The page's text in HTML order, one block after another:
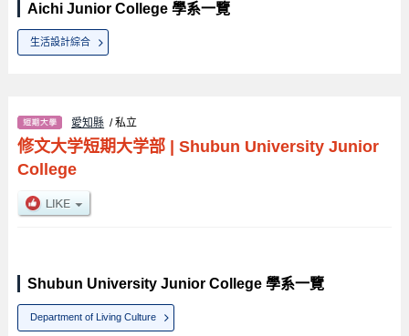
Aichi Junior College 學系一覽
生活設計綜合
愛知縣 / 私立
修文大学短期大学部| Shubun University Junior
College
Shubun University Junior College 學系一覽
Department of Living Culture